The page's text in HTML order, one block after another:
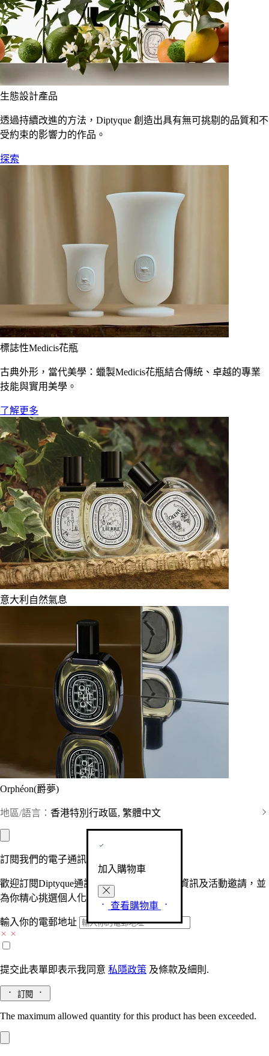
生態設計產品
透過持續改進的方法，Diptyque 創造出具有無可挑剔的品質和不
受約束的影響力的作品。
探索
標誌性Medicis花瓶
古典外形，當代美學：蠟製Medicis花瓶結合傳統、卓越的專業
技能與實用美學。
了解更多
意大利自然氣息
Orphéon(爵夢)
地區/語言： 香港特別行政區, 繁體中文
加入購物車
查看購物車
訂閱我們的電子通訊
歡迎訂閱Diptyque通訊，接收品牌最新產品資訊及活動邀請，並
為你精心挑選個人化的驚喜及禮物。
輸入你的電郵地址
提交此表單即表示我同意 私隱政策 及條款及細則.
訂閱
The maximum allowed quantity for this product has been exceeded.